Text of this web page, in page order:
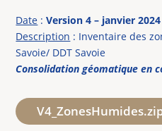
Date :Version 4 – janvier 2024
Description : Inventaire des
Savoie/ DDT Savoie
Consolidation géomatique en